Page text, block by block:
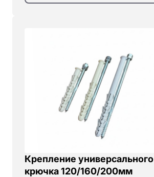
Крепление универсального
крючка 120/160/200мм